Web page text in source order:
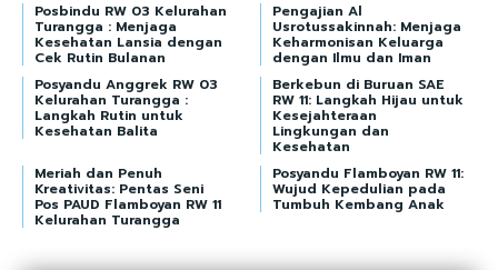
Posbindu RW 03 Kelurahan
Turangga : Menjaga
Kesehatan Lansia dengan
Cek Rutin Bulanan
Pengajian Al
Usrotussakinnah: Menjaga
Keharmonisan Keluarga
dengan Ilmu dan Iman
Posyandu Anggrek RW 03
Kelurahan Turangga :
Langkah Rutin untuk
Kesehatan Balita
Berkebun di Buruan SAE
RW 11: Langkah Hijau untuk
Kesejahteraan
Lingkungan dan
Kesehatan
Meriah dan Penuh
Kreativitas: Pentas Seni
Pos PAUD Flamboyan RW 11
Kelurahan Turangga
Posyandu Flamboyan RW 11:
Wujud Kepedulian pada
Tumbuh Kembang Anak